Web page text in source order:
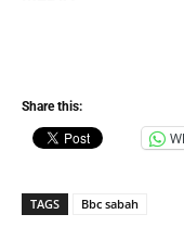
Share this:
TAGS Bbc sabah